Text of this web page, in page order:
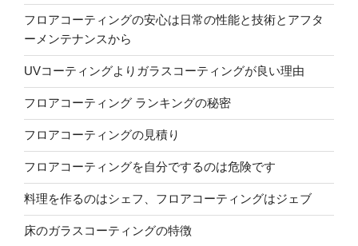
フロアコーティングの安心は日常の性能と技術とアフタ
ーメンテナンスから
UVコーティングよりガラスコーティングが良い理由
フロアコーティング ランキングの秘密
フロアコーティングの見積り
フロアコーティングを自分でするのは危険です
料理を作るのはシェフ、フロアコーティングはジェブ
床のガラスコーティングの特徴